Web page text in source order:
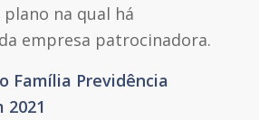
na qual há
empresa patrocinadora.
Família Previdência
2021